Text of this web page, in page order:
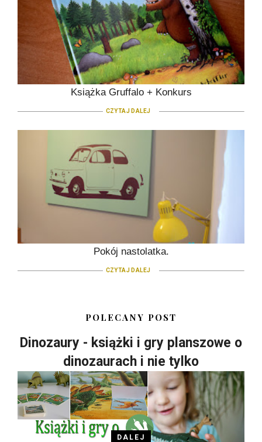
Książka Gruffalo + Konkurs
CZYTAJ DALEJ
Pokój nastolatka.
CZYTAJ DALEJ
POLECANY POST
Dinozaury - książki i gry planszowe o
dinozaurach i nie tylko
DALEJ